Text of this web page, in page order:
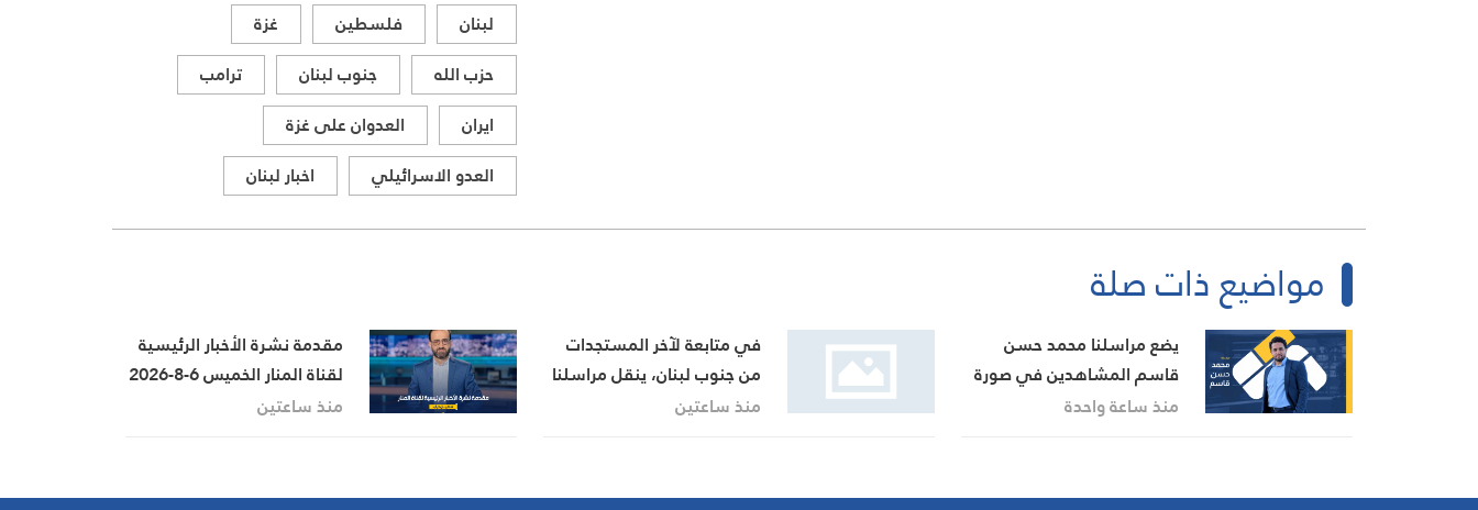
لبنان فلسطين
غزة
حزب الله
جنوب لبنان
ترامب
ايران
العدوان على غزة
العدو الاسرائيلي
اخبار لبنان
مواضيع ذات صلة
يضع مراسلنا محمد حسن
قاسم المشاهدين في صورة
آخر التطورات في إيران،
والميدانية، إلى جانب المواقف
منذ ساعة واحدة
في متابعة لآخر المستجدات
من جنوب لبنان، ينقل مراسلنا
هاشم السيد حسن تطورات
منذ ساعتين
مقدمة نشرة الأخبار الرئيسية
لقناة المنار الخميس 6-8-2026
منذ ساعتين